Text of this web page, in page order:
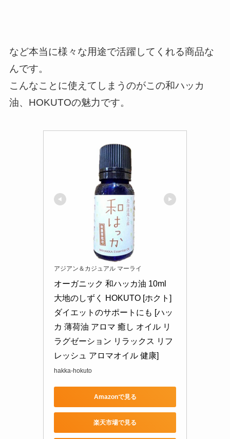
など本当に様々な用途で活躍してくれる商品な
んです。
こんなことに使えてしまうのがこの和ハッカ
油、HOKUTOの魅力です。
アジアン＆カジュアル マーライ
オーガニック 和ハッカ油 10ml
大地のしずく HOKUTO [ホクト]
ダイエットのサポートにも [ハッ
カ 薄荷油 アロマ 癒し オイル リ
ラグゼーション リラックス リフ
レッシュ アロマオイル 健康]
hakka-hokuto
Amazonで見る
楽天市場で見る